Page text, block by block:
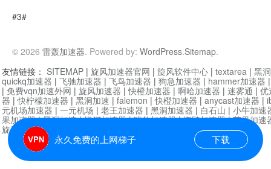
#3#
© 2026 雷轰加速器. Powered by: WordPress.Sitemap.
永久免费的上网梯子 下载
友情链接： SITEMAP | 旋风加速器官网 | 旋风软件中心 | textarea | 黑
quickq加速器 | 飞驰加速器 | 飞鸟加速器 | 狗急加速器 | hammer加速器
| 免费vqn加速外网 | 旋风加速器 |快橙加速器 | 啊哈加速器 | 迷雾通 | 优
器 |快柠檬加速器 | 黑洞加速 | falemon |快橙加速器 | anycast加速器 |
元机场加速器 | 一元机场 | 老王加速器 | 黑洞加速器 | 白石山 | 小牛加速
果加速器|黑洞加速|银河加速器|猎豹加速器|海鸥加速器|芒果加速
旋风加速器度器